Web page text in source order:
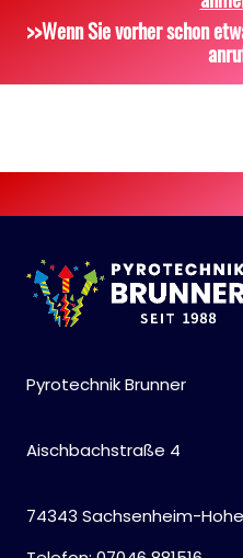
>>Wenn Sie vorher schon
Pyrotechnik Brunner
Aischbachstraße 4
74343 Sachsenheim-